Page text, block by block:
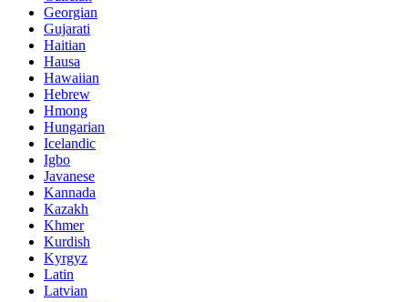
Georgian
Gujarati
Haitian
Hausa
Hawaiian
Hebrew
Hmong
Hungarian
Icelandic
Igbo
Javanese
Kannada
Kazakh
Khmer
Kurdish
Kyrgyz
Latin
Latvian